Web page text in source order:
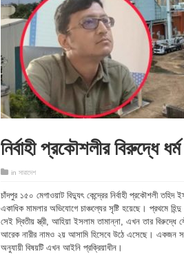
নির্বাহী প্রকৌশলীর বিরুদ্ধে
in সারাদেশ
চাঁদপুর ১৫০ মেগাওয়াট বিদ্যুৎ কেন্দ্রের নির্বাহী প্রকৌশলী
একাধিক মামলার অভিযোগে চাঞ্চল্যের সৃষ্টি হয়েছে। প্রথমে
সেই দ্বিতীয় স্ত্রী, আহিয়া ইসলাম তামান্না, এখন তার
আরেক নারীর নামও ২য় আসামি হিসেবে উঠে এসেছে। একজন
অনুযায়ী বিষয়টি এখন আইনি প্রক্রিয়াধীন।